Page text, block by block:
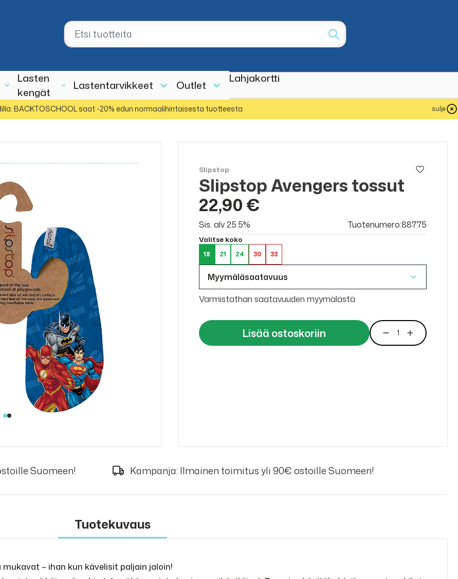
Lasten
kengät
Lastentarvikkeet Outlet
Lahjakortti
BACKTOSCHOOL saat -20% edun normaalihintaisesta tuotteesta sulje
Slipstop
Slipstop Avengers tossut
22,90 €
Sis. alv 25.5% Tuotenumero:88775
Valitse koko
18 21 24 30 33
Myymäläsaatavuus
Varmistathan saatavuuden myymälästä
Lisää ostoskoriin
Suomeen! Kampanja: Ilmainen toimitus yli 90€ ostoille Suomeen!
Tuotekuvaus
– ihan kun kävelisit paljain jaloin!